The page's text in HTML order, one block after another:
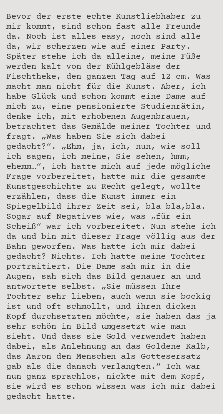
Bevor der erste echte Kunstliebhaber zu
mir kommt, sind schon fast alle Freunde
da. Noch ist alles easy, noch sind alle
da, wir scherzen wie auf einer Party.
Später stehe ich da alleine, meine Füße
werden kalt von der Kühlgebläse der
Fischtheke, den ganzen Tag auf 12 cm. Was
macht man nicht für die Kunst. Aber, ich
habe Glück und schon kommt eine Dame auf
mich zu, eine pensionierte Studienrätin,
denke ich, mit erhobenen Augenbrauen,
betrachtet das Gemälde meiner Tochter und
fragt. „Was haben Sie sich dabei
gedacht?“. „Ehm, ja, ich, nun, wie soll
ich sagen, ich meine, Sie sehen, hmm,
ehemm…“, ich hatte mich auf jede mögliche
Frage vorbereitet, hatte mir die gesamte
Kunstgeschichte zu Recht gelegt, wollte
erzählen, dass die Kunst immer ein
Spiegelbild ihrer Zeit sei, bla bla,bla.
Sogar auf Negatives wie, was „für ein
Scheiß“ war ich vorbereitet. Nun stehe ich
da und bin mit dieser Frage völlig aus der
Bahn geworfen. Was hatte ich mir dabei
gedacht? Nichts. Ich hatte meine Tochter
portraitiert. Die Dame sah mir in die
Augen, sah sich das Bild genauer an und
antwortete selbst. „Sie müssen Ihre
Tochter sehr lieben, auch wenn sie bockig
ist und oft schmollt, und ihren dicken
Kopf durchsetzten möchte, sie haben das ja
sehr schön in Bild umgesetzt wie man
sieht. Und dass sie Gold verwendet haben
dabei, als Anlehnung an das Goldene Kalb,
das Aaron den Menschen als Gottesersatz
gab als die danach verlangten.“ Ich war
nun ganz sprachlos, nickte mit dem Kopf,
sie wird es schon wissen was ich mir dabei
gedacht hatte.